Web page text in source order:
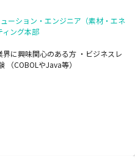
ーション・エンジニア（素材・エネ
ィング本部
に興味関心のある方 ・ビジネスレ
（COBOLやJava等）